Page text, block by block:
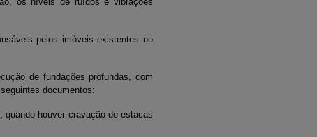
pelos imóveis existentes no
de fundações profundas, com
documentos:
houver cravação de estacas